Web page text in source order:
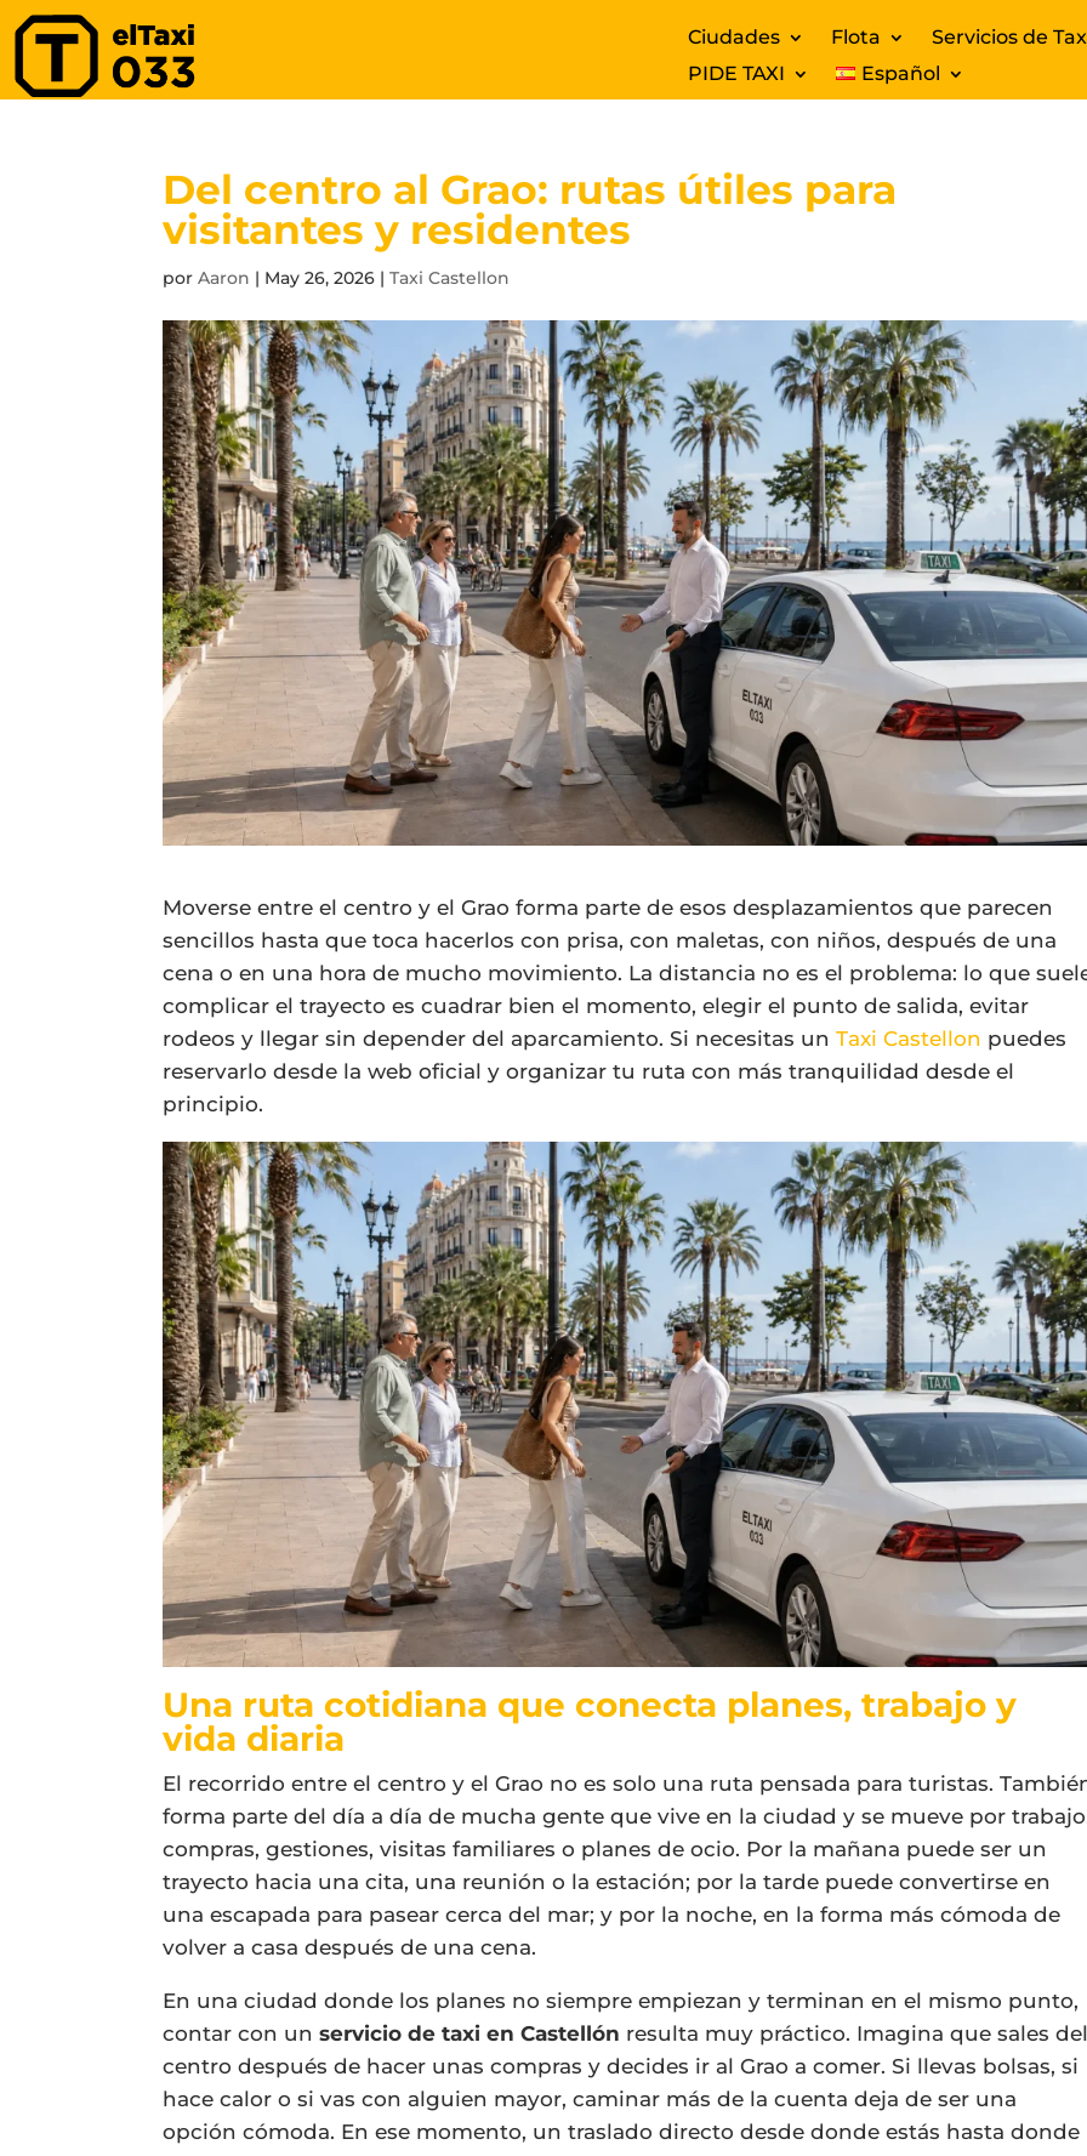
Ciudades Flota
Servicios de
PIDE TAXI
Español
Del centro al Grao: rutas útiles para
visitantes y residentes
porAaron | May 26, 2026 |Taxi Castellon
Moverse entre el centro y el Grao forma parte de esos desplazamientos que parecen
sencillos hasta que toca hacerlos con prisa, con maletas, con niños, después de una
cena o en una hora de mucho movimiento. La distancia no es el problema: lo que
complicar el trayecto es cuadrar bien el momento, elegir el punto de salida, evitar
rodeos y llegar sin depender del aparcamiento. Si necesitas unTaxi Castellon puedes
reservarlo desde la web oficial y organizar tu ruta con más tranquilidad desde el
principio.
Una ruta cotidiana que conecta planes, trabajo y
vida diaria
El recorrido entre el centro y el Grao no es solo una ruta pensada para turistas.
forma parte del día a día de mucha gente que vive en la ciudad y se mueve por
compras, gestiones, visitas familiares o planes de ocio. Por la mañana puede ser un
trayecto hacia una cita, una reunión o la estación; por la tarde puede convertirse en
una escapada para pasear cerca del mar; y por la noche, en la forma más cómoda de
volver a casa después de una cena.
En una ciudad donde los planes no siempre empiezan y terminan en el mismo punto,
contar con unservicio de taxi en Castellón resulta muy práctico. Imagina que sales
centro después de hacer unas compras y decides ir al Grao a comer. Si llevas bolsas, si
hace calor o si vas con alguien mayor, caminar más de la cuenta deja de ser una
opción cómoda. En ese momento, un traslado directo desde donde estás hasta donde